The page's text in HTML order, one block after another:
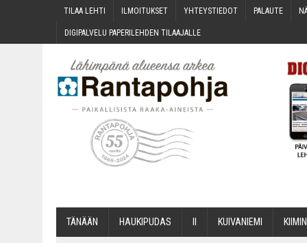
TILAA LEH­TI ILMOI­TUK­SET YHTEYS­TIE­DOT PALAU­TE
DIGI­PAL­VE­LU PAPE­RI­LEH­DEN TILAAJALLE
TÄNÄÄN HAU­KI­PU­DAS KUI­VA­NIE­MI